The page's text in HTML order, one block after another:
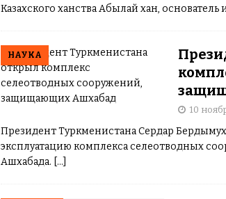
становится слишком высоким.Существует
организма не реагируют на инсулинДиабет
Инара Токтогонова
Казахского ханства Абылай хан,
НАУКА
10
Президент Туркменистана Сердар
эксплуатацию комп­лекса селеотводных
Ашхабада. […]